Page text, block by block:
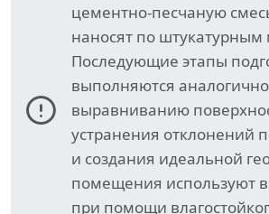
цементно-песчаную
наносят по
Последующие этапы
выполняются аналогично
выравниванию
устранения отклонений
и создания идеальной
помещения используют
при помощи